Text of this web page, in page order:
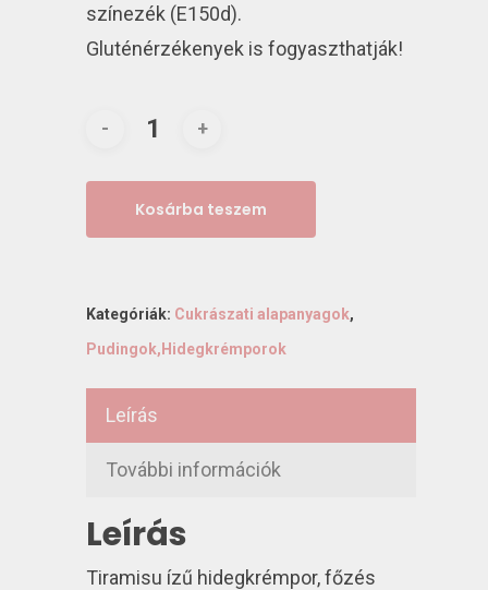
színezék (E150d).
Gluténérzékenyek is fogyaszthatják!
Kosárba teszem
Kategóriák: Cukrászati alapanyagok,
Pudingok,Hidegkrémporok
Leírás
További információk
Leírás
Tiramisu ízű hidegkrémpor, főzés